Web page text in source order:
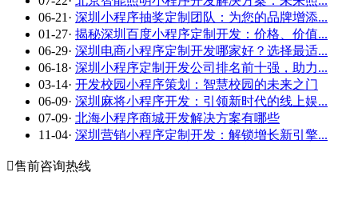
06-21 · 深圳小程序抽奖定制团队：为您的品牌增添...
01-27· 揭秘深圳百度小程序定制开发：价格、价值...
06-29· 深圳电商小程序定制开发哪家好？选择最适...
06-18· 深圳小程序定制开发公司排名前十强，助力...
03-14· 开发校园小程序策划：智慧校园的未来之门
06-09· 深圳麻将小程序开发：引领新时代的线上娱...
07-09· 北海小程序商城开发解决方案有哪些
11-04· 深圳营销小程序定制开发：解锁增长新引擎...
售前咨询热线